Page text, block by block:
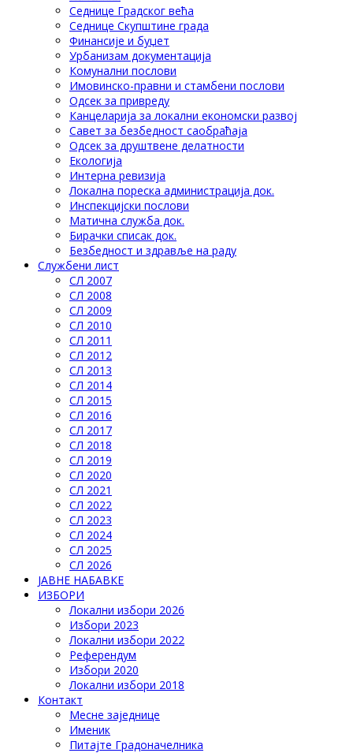
Седнице Градског већа
Седнице Скупштине града
Финансије и буџет
Урбанизам документација
Комунални послови
Имовинско-правни и стамбени послови
Одсек за привреду
Канцеларија за локални економски развој
Савет за безбедност саобраћаја
Одсек за друштвене делатности
Eкологија
Интерна ревизија
Локална пореска администрација док.
Инспекцијски послови
Матична служба док.
Бирачки списак док.
Безбедност и здравље на раду
Службени лист
СЛ 2007
СЛ 2008
СЛ 2009
СЛ 2010
СЛ 2011
СЛ 2012
СЛ 2013
СЛ 2014
СЛ 2015
СЛ 2016
СЛ 2017
СЛ 2018
СЛ 2019
СЛ 2020
СЛ 2021
СЛ 2022
СЛ 2023
СЛ 2024
СЛ 2025
СЛ 2026
ЈАВНЕ НАБАВКЕ
ИЗБОРИ
Локални избори 2026
Избори 2023
Локални избори 2022
Референдум
Избори 2020
Локални избори 2018
Контакт
Месне заједнице
Именик
Питајте Градоначелника